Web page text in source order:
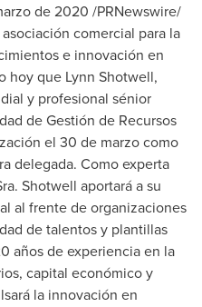
de 2020 /PRNewswire/
comercial para la
e innovación en
hoy que Lynn Shotwell,
y profesional sénior
de Gestión de Recursos
el 30 de marzo como
delegada. Como experta
Shotwell aportará a su
al frente de organizaciones
de talentos y plantillas
años de experiencia en la
capital económico y
la innovación en